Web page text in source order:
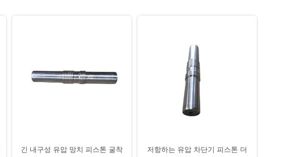
긴 내구성 유압 망치 피스톤 굴착
저항하는 유압 차단기 피스톤 더